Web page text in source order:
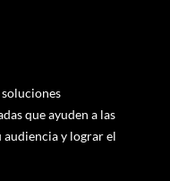
que ayuden a las
audiencia y lograr el